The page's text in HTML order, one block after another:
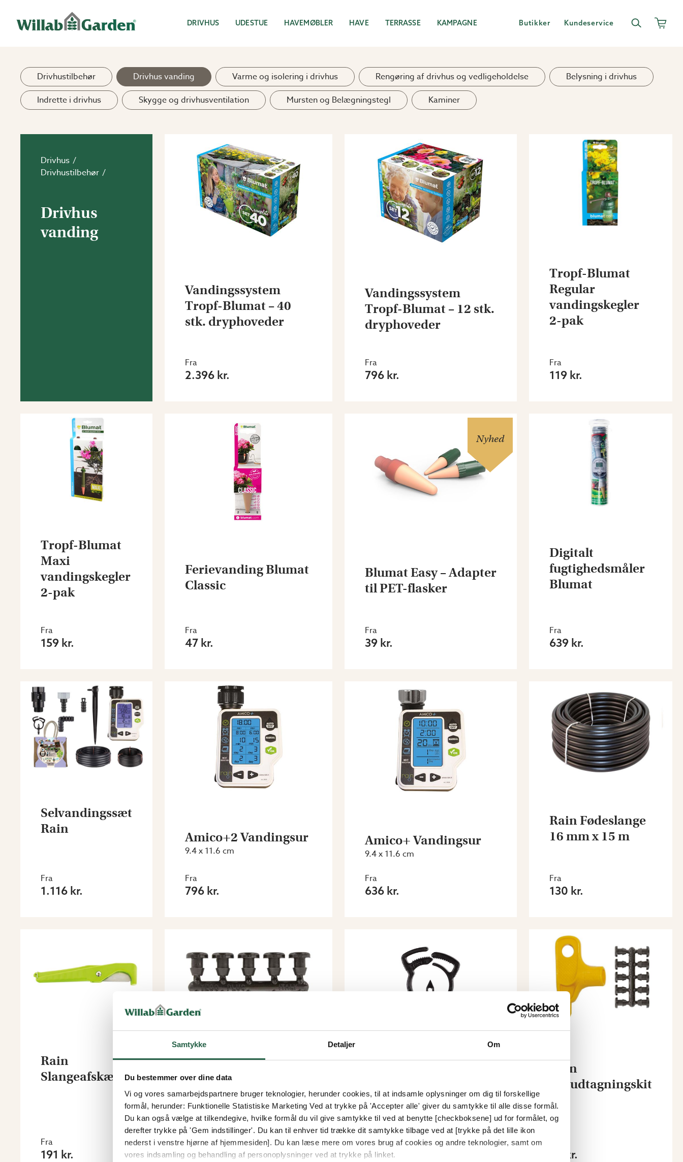
Samtykke Detaljer Om
Du bestemmer over dine data
Vi og vores samarbejdspartnere bruger teknologier, herunder cookies, til at indsamle oplysninger om dig til forskellige
formål, herunder: Funktionelle Statistiske Marketing Ved at trykke på 'Accepter alle' giver du samtykke til alle disse formål.
Du kan også vælge at tilkendegive, hvilke formål du vil give samtykke til ved at benytte [checkboksene] ud for formålet, og
derefter trykke på 'Gem indstillinger'. Du kan til enhver tid trække dit samtykke tilbage ved at [trykke på det lille ikon
nederst i venstre hjørne af hjemmesiden]. Du kan læse mere om vores brug af cookies og andre teknologier, samt om
vores indsamling og behandling af personoplysninger ved at trykke på linket.
DRIVHUS UDESTUE HAVEMØBLER HAVE TERRASSE KAMPAGNE Butikker Kundeservice
Drivhustilbehør Drivhus vanding Varme og isolering i drivhus Rengøring af drivhus og vedligeholdelse
Belysning i drivhus
Indrette i drivhus
Skygge og drivhusventilation Mursten og Belægningstegl Kaminer
Drivhus
Drivhustilbehør
Drivhus
vanding
Vandingssystem
Tropf-Blumat – 40
stk. dryphoveder
Fra
2.396 kr.
Vandingssystem
Tropf-Blumat – 12 stk.
dryphoveder
Fra
796 kr.
Tropf-Blumat
Regular
vandingskegler
2-pak
Fra
119 kr.
Tropf-Blumat
Maxi
vandingskegler
2-pak
Fra
159 kr.
Ferievanding Blumat
Classic
Fra
47 kr.
Nyhed
Blumat Easy – Adapter
til PET-flasker
Fra
39 kr.
Digitalt
fugtighedsmåler
Blumat
Fra
639 kr.
Selvandingssæt
Rain
Fra
1.116 kr.
Amico+2 Vandingsur
9.4 x 11.6 cm
Fra
796 kr.
Amico+ Vandingsur
9.4 x 11.6 cm
Fra
636 kr.
Rain Fødeslange
16 mm x 15 m
Fra
130 kr.
Rain
Slangeafskærer
Fra
191 kr.
Rain Hulpløkke
Fra
31 kr.
Rain adapter 16 - 4
mm
Fra
31 kr.
Rain
Huludtagningskit
47 kr.